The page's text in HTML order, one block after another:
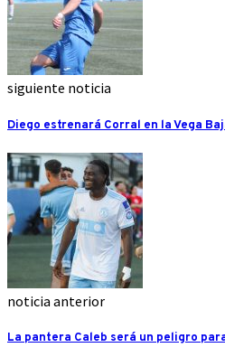
siguiente noticia
Diego estrenará Corral en la Vega
noticia anterior
La pantera Caleb será un peligro